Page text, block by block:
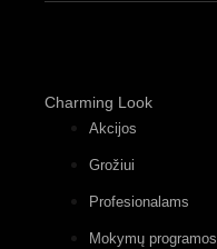
Charming Look
Akcijos
Grožiui
Profesionalams
Mokymų programos